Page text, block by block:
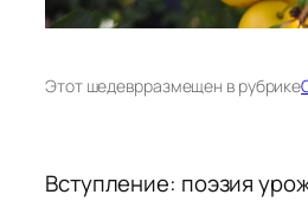
Этот шедеврразмещен в рубрике
Вступление: поэзия